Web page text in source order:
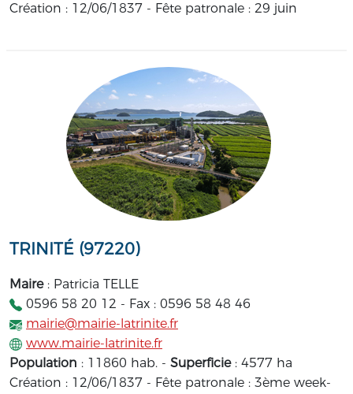
Création : 12/06/1837 - Fête patronale : 29 juin
TRINITÉ (97220)
Maire: Patricia TELLE
0596 58 20 12 - Fax : 0596 58 48 46
mairie@mairie-latrinite.fr
www.mairie-latrinite.fr
Population : 11860 hab. - Superficie : 4577 ha
Création : 12/06/1837 - Fête patronale : 3ème week-